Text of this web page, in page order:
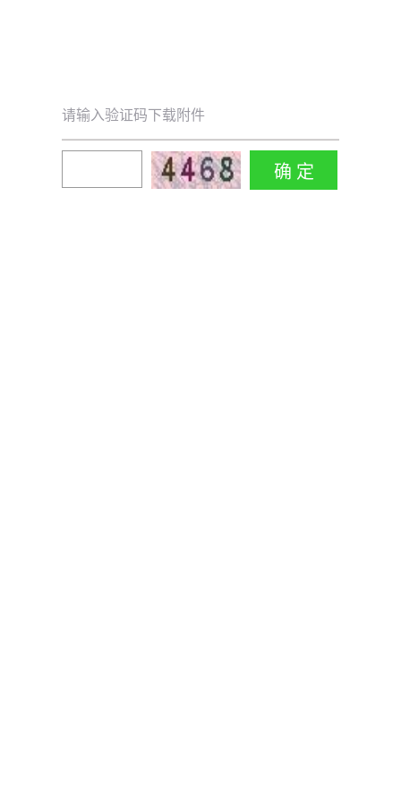
请输入验证码下载附件